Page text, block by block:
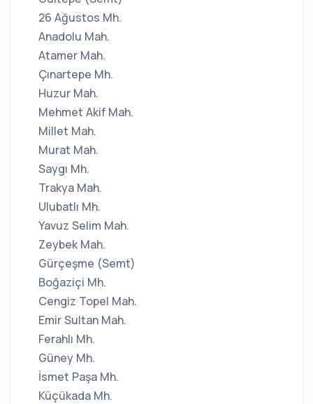
26 Ağustos Mh.
Anadolu Mah.
Atamer Mah.
Çınartepe Mh.
Huzur Mah.
Mehmet Akif Mah.
Millet Mah.
Murat Mah.
Saygı Mh.
Trakya Mah.
Ulubatlı Mh.
Yavuz Selim Mah.
Zeybek Mah.
Gürçeşme (Semt)
Boğaziçi Mh.
Cengiz Topel Mah.
Emir Sultan Mah.
Ferahlı Mh.
Güney Mh.
İsmet Paşa Mh.
Küçükada Mh.